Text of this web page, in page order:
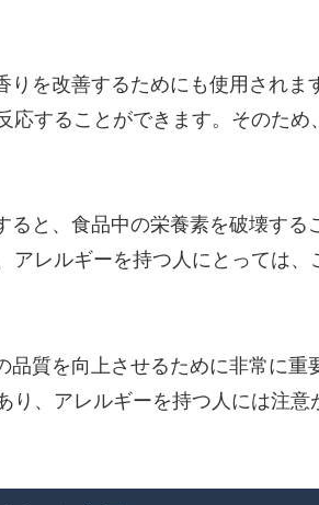
を改善するためにも使用されま
応することができます。そのため
ると、食品中の栄養素を破壊する
アレルギーを持つ人にとっては、
品質を向上させるために非常に重
り、アレルギーを持つ人には注意